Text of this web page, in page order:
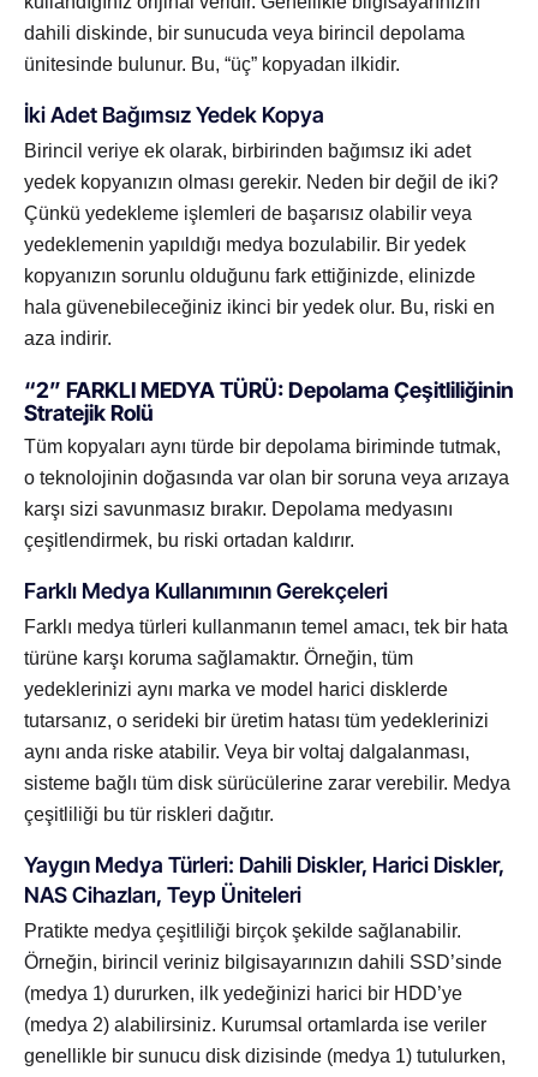
dahili diskinde, bir sunucuda veya birincil depolama
ünitesinde bulunur. Bu, “üç” kopyadan ilkidir.
İki Adet Bağımsız Yedek Kopya
Birincil veriye ek olarak, birbirinden bağımsız iki adet
yedek kopyanızın olması gerekir. Neden bir değil de iki?
Çünkü yedekleme işlemleri de başarısız olabilir veya
yedeklemenin yapıldığı medya bozulabilir. Bir yedek
kopyanızın sorunlu olduğunu fark ettiğinizde, elinizde
hala güvenebileceğiniz ikinci bir yedek olur. Bu, riski en
aza indirir.
“2” FARKLI MEDYA TÜRÜ: Depolama Çeşitliliğinin
Stratejik Rolü
Tüm kopyaları aynı türde bir depolama biriminde tutmak,
o teknolojinin doğasında var olan bir soruna veya arızaya
karşı sizi savunmasız bırakır. Depolama medyasını
çeşitlendirmek, bu riski ortadan kaldırır.
Farklı Medya Kullanımının Gerekçeleri
Farklı medya türleri kullanmanın temel amacı, tek bir hata
türüne karşı koruma sağlamaktır. Örneğin, tüm
yedeklerinizi aynı marka ve model harici disklerde
tutarsanız, o serideki bir üretim hatası tüm yedeklerinizi
aynı anda riske atabilir. Veya bir voltaj dalgalanması,
sisteme bağlı tüm disk sürücülerine zarar verebilir. Medya
çeşitliliği bu tür riskleri dağıtır.
Yaygın Medya Türleri: Dahili Diskler, Harici Diskler,
NAS Cihazları, Teyp Üniteleri
Pratikte medya çeşitliliği birçok şekilde sağlanabilir.
Örneğin, birincil veriniz bilgisayarınızın dahili SSD’sinde
(medya 1) dururken, ilk yedeğinizi harici bir HDD’ye
(medya 2) alabilirsiniz. Kurumsal ortamlarda ise veriler
genellikle bir sunucu disk dizisinde (medya 1) tutulurken,